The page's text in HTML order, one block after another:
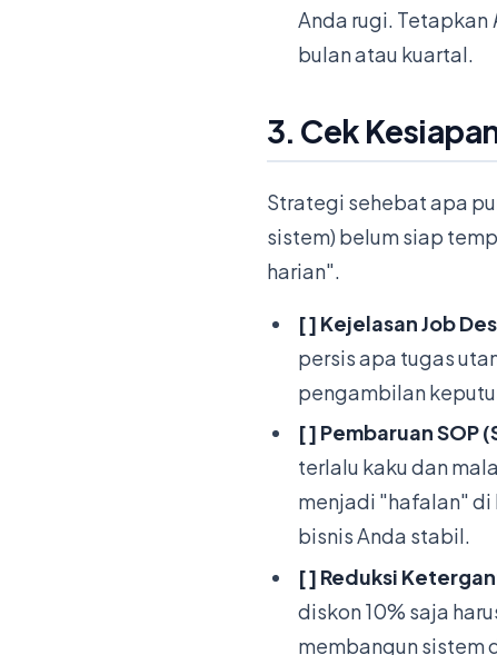
Anda rugi. Tetapkan
bulan atau kuartal.
3. Cek
Strategi sehebat apa
sistem) belum siap
harian".
[ ] Kejelasan Job
persis apa tugas
pengambilan
[ ] Pembaruan
terlalu kaku dan
menjadi "hafalan" di
bisnis Anda stabil.
[ ] Reduksi
diskon 10% saja
membangun sistem